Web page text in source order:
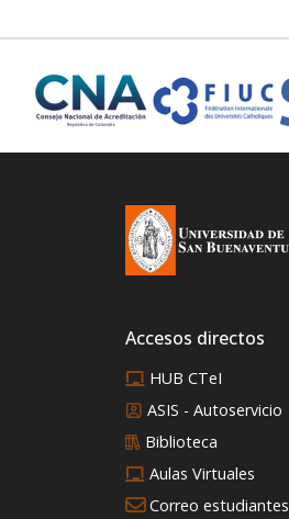
Accesos directos
HUB CTeI
ASIS - Autoservicio
Biblioteca
Aulas Virtuales
Correo estudiantes